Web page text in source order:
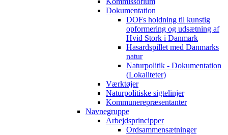
Dokumentation
DOFs holdning til kunstig
opformering og udsætning af
Hvid Stork i Danmark
Hasardspillet med Danmarks
natur
Naturpolitik - Dokumentation
(Lokaliteter)
Værktøjer
Naturpolitiske sigtelinjer
Kommunerepræsentanter
Navnegruppe
Arbejdsprincipper
Ordsammensætninger